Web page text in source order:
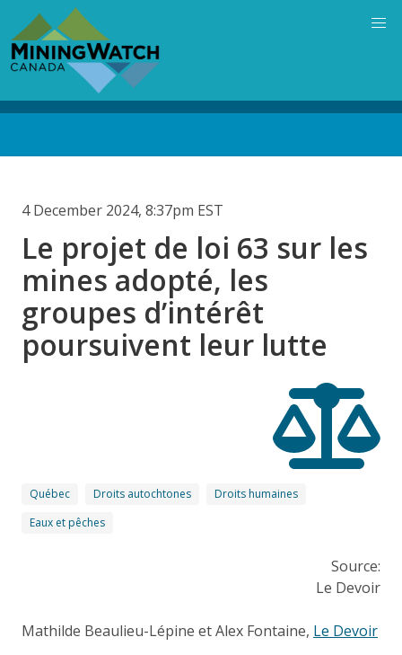
main
content
4 December 2024, 8:37pm EST
Le projet de loi 63 sur les
mines adopté, les
groupes d’intérêt
poursuivent leur lutte
Québec Droits autochtones
Droits humaines
Eaux et pêches
Source:
Le Devoir
Mathilde Beaulieu-Lépine et Alex Fontaine, Le Devoir